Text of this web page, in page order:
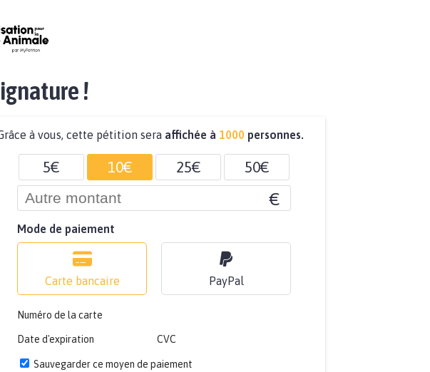
!
à vous, cette pétition sera affichée à 1000 personnes.
5€ 10€ 25€ 50€
€
Mode de paiement
Carte bancaire PayPal
Numéro de la carte
Date d'expiration CVC
Sauvegarder ce moyen de paiement